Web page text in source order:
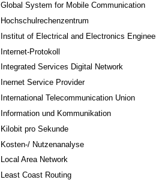
Global System for Mobile Communication
Hochschulrechenzentrum
Institut of Electrical and Electronics
Internet-Protokoll
Integrated Services Digital Network
Inernet Service Provider
International Telecommunication Union
Information und Kommunikation
Kilobit pro Sekunde
Kosten-/ Nutzenanalyse
Local Area Network
Least Coast Routing